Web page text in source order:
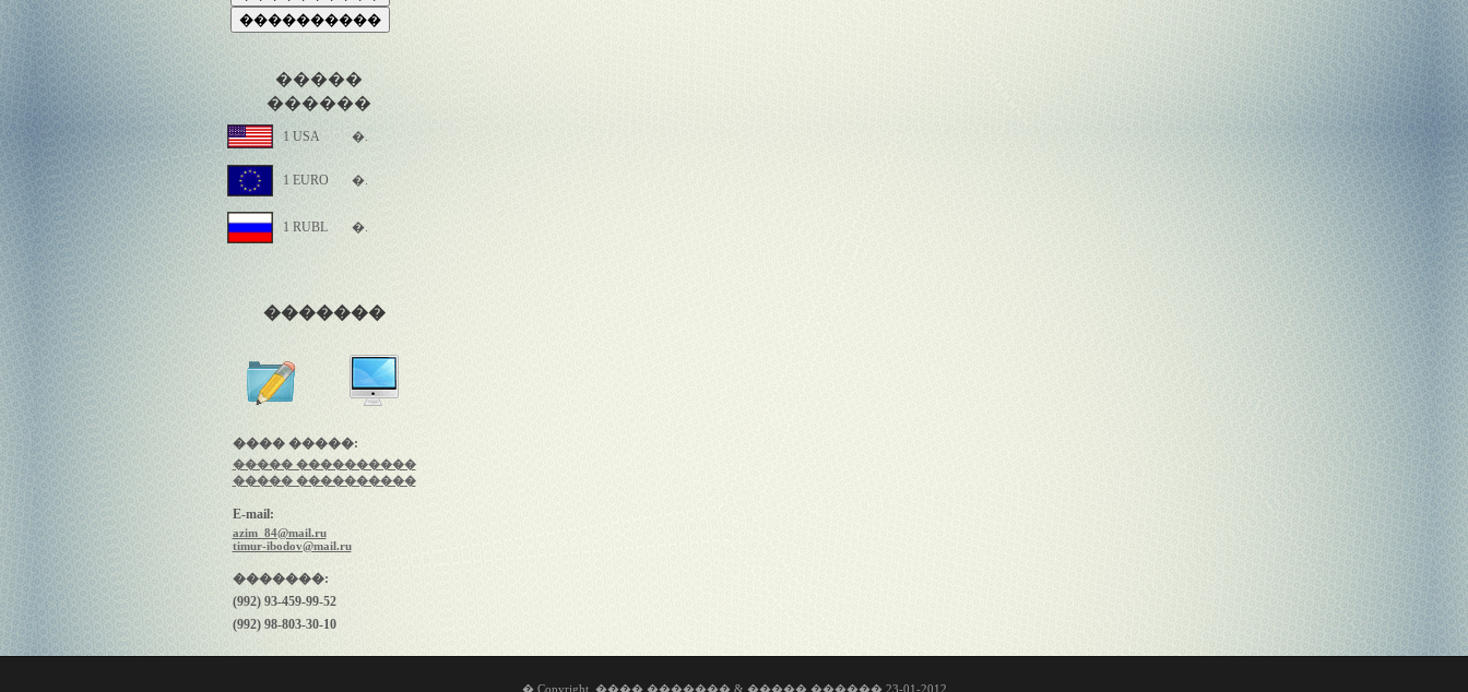
�����
������
1 USA �.
1 EURO �.
1 RUBL �.
�������
���� �����:
����� ����������
����� ����������
E-mail:
azim_84@mail.ru
timur-ibodov@mail.ru
�������:
(992) 93-459-99-52
(992) 98-803-30-10
� Copyright. ���� ������� & ����� ������ 23-01-2012